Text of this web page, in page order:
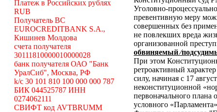
Платеж в Российских рублях
RUB
Получатель BC
EUROCREDITBANK S.A.,
Кишинев Молдова
счета получателя
30111810000010000028
банк получателя ОАО "Банк
УралСиб", Москва, РФ
k/c 30 101 810 100 000 000 787
БИК 044525787 ИНН
0274062111
СВИФТ код AVTBRUMM
Уголовно-
превентивную меру
совершенных без
не повлекших вреда
организованной
обвиняемый
При этом
ретроактивный
силу, начиная с 17
неконституционной
первоначального плана
условного